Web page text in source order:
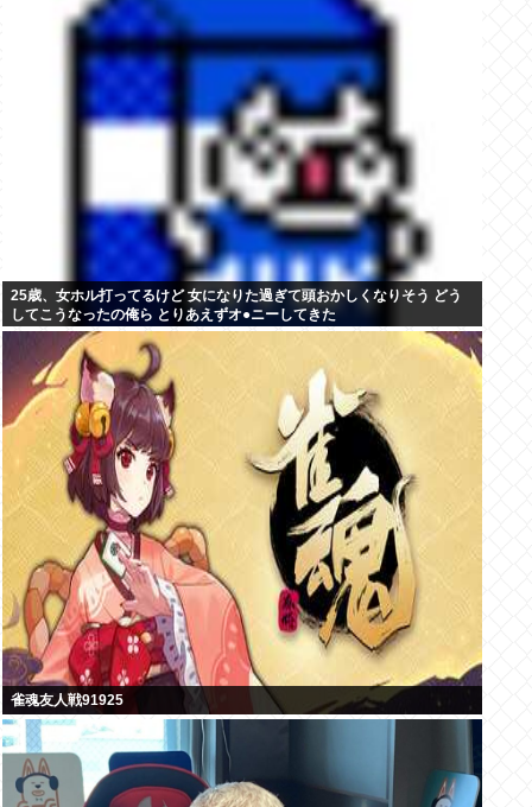
25歳、女ホル打ってるけど 女になりた過ぎて頭おかしくなりそう どう
してこうなったの俺ら とりあえずオ●ニーしてきた
雀魂友人戦91925